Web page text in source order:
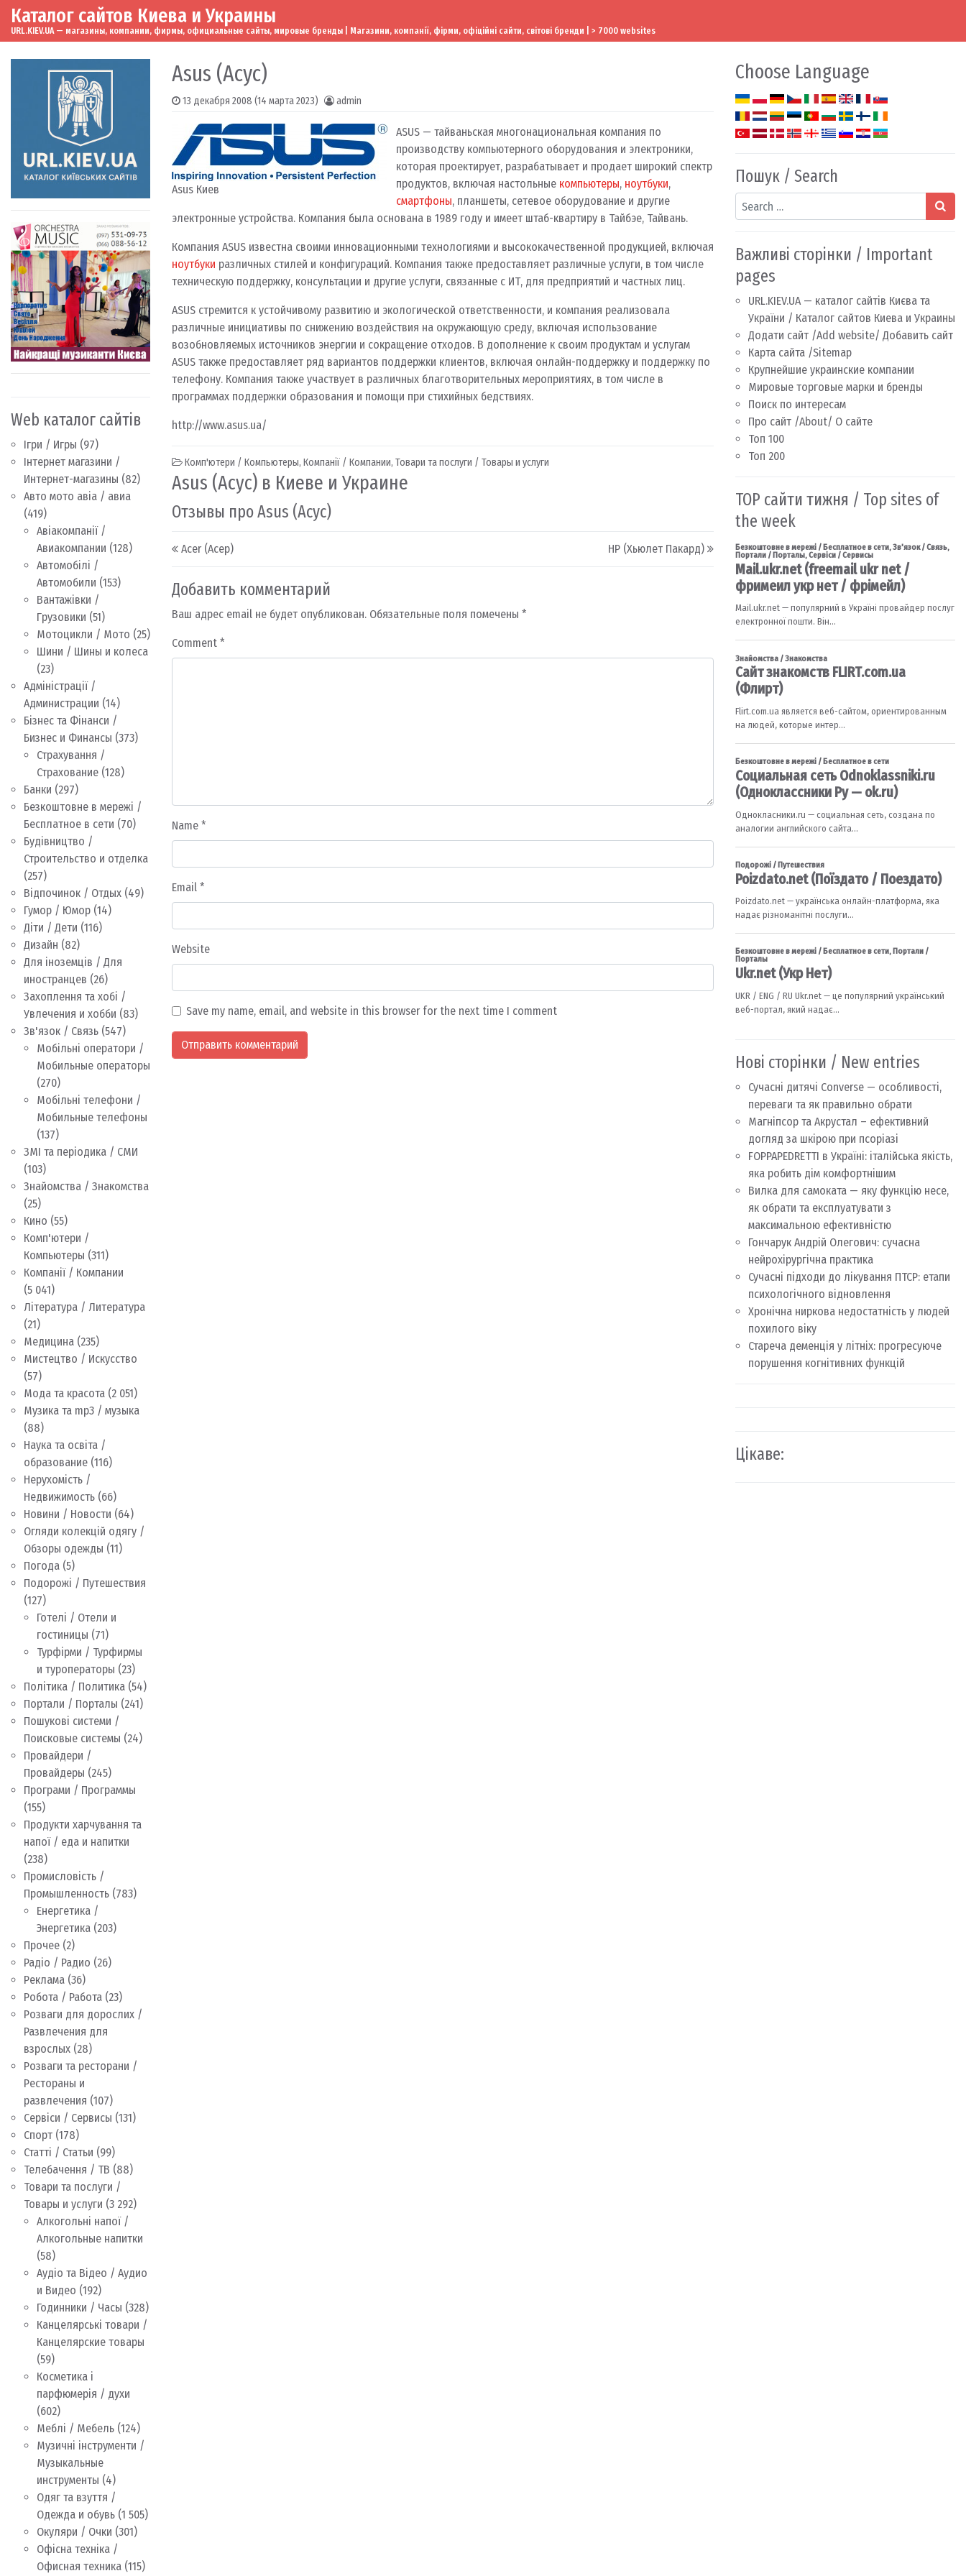
Skip to content
Main Navigation
Каталог сайтов Киева и Украины
URL.KIEV.UA — магазины, компании, фирмы, официальные сайты, мировые бренды | Магазини, компанії, фірми, офіційні сайти, світові бренди | > 7000 websites
Web каталог сайтів
Ігри / Игры (97)
Інтернет магазини /
Интернет-магазины (82)
Авто мото авіа / авиа
(419)
Авіакомпанії /
Авиакомпании (128)
Автомобілі /
Автомобили (153)
Вантажівки /
Грузовики (51)
Мотоцикли / Мото (25)
Шини / Шины и колеса
(23)
Адміністрації /
Администрации (14)
Бізнес та Фінанси /
Бизнес и Финансы (373)
Страхування /
Страхование (128)
Банки (297)
Безкоштовне в мережі /
Бесплатное в сети (70)
Будівництво /
Строительство и отделка
(257)
Відпочинок / Отдых (49)
Гумор / Юмор (14)
Діти / Дети (116)
Дизайн (82)
Для іноземців / Для
иностранцев (26)
Захоплення та хобі /
Увлечения и хобби (83)
Зв'язок / Связь (547)
Мобільні оператори /
Мобильные операторы
(270)
Мобільні телефони /
Мобильные телефоны
(137)
ЗМІ та періодика / СМИ
(103)
Знайомства / Знакомства
(25)
Кино (55)
Комп'ютери /
Компьютеры (311)
Компанії / Компании
(5 041)
Література / Литература
(21)
Медицина (235)
Мистецтво / Искусство
(57)
Мода та красота (2 051)
Музика та mp3 / музыка
(88)
Наука та освіта /
образование (116)
Нерухомість /
Недвижимость (66)
Новини / Новости (64)
Огляди колекцій одягу /
Обзоры одежды (11)
Погода (5)
Подорожі / Путешествия
(127)
Готелі / Отели и
гостиницы (71)
Турфірми / Турфирмы
и туроператоры (23)
Політика / Политика (54)
Портали / Порталы (241)
Пошукові системи /
Поисковые системы (24)
Провайдери /
Провайдеры (245)
Програми / Программы
(155)
Продукти харчування та
напої / еда и напитки
(238)
Промисловість /
Промышленность (783)
Енергетика /
Энергетика (203)
Прочее (2)
Радіо / Радио (26)
Реклама (36)
Робота / Работа (23)
Розваги для дорослих /
Развлечения для
взрослых (28)
Розваги та ресторани /
Рестораны и
развлечения (107)
Сервіси / Сервисы (131)
Спорт (178)
Статті / Статьи (99)
Телебачення / ТВ (88)
Товари та послуги /
Товары и услуги (3 292)
Алкогольні напої /
Алкогольные напитки
(58)
Аудіо та Відео / Аудио
и Видео (192)
Годинники / Часы (328)
Канцелярські товари /
Канцелярские товары
(59)
Косметика і
парфюмерія / духи
(602)
Меблі / Мебель (124)
Музичні інструменти /
Музыкальные
инструменты (4)
Одяг та взуття /
Одежда и обувь (1 505)
Окуляри / Очки (301)
Офісна техніка /
Офисная техника (115)
Asus (Асус)
13 декабря 2008 (14 марта 2023) admin
Asus Киев
ASUS — тайваньская многонациональная компания по
производству компьютерного оборудования и электроники,
которая проектирует, разрабатывает и продает широкий спектр
продуктов, включая настольные компьютеры, ноутбуки,
смартфоны, планшеты, сетевое оборудование и другие
электронные устройства. Компания была основана в 1989 году и имеет штаб-квартиру в Тайбэе, Тайвань.
Компания ASUS известна своими инновационными технологиями и высококачественной продукцией, включая
ноутбуки различных стилей и конфигураций. Компания также предоставляет различные услуги, в том числе
техническую поддержку, консультации и другие услуги, связанные с ИТ, для предприятий и частных лиц.
ASUS стремится к устойчивому развитию и экологической ответственности, и компания реализовала
различные инициативы по снижению воздействия на окружающую среду, включая использование
возобновляемых источников энергии и сокращение отходов. В дополнение к своим продуктам и услугам
ASUS также предоставляет ряд вариантов поддержки клиентов, включая онлайн-поддержку и поддержку по
телефону. Компания также участвует в различных благотворительных мероприятиях, в том числе в
программах поддержки образования и помощи при стихийных бедствиях.
http://www.asus.ua/
Комп'ютери / Компьютеры, Компанії / Компании, Товари та послуги / Товары и услуги
Asus (Асус) в Киеве и Украине
Отзывы про Asus (Асус)
Post navigation
Acer (Асер) HP (Хьюлет Пакард)
Добавить комментарий
Ваш адрес email не будет опубликован. Обязательные поля помечены *
Comment *
Name *
Email *
Website
Save my name, email, and website in this browser for the next time I comment
Choose Language
Пошук / Search
Search
Важливі сторінки / Important
pages
URL.KIEV.UA — каталог сайтів Києва та
України / Каталог сайтов Киева и Украины
Додати сайт /Add website/ Добавить сайт
Карта сайта /Sitemap
Крупнейшие украинские компании
Мировые торговые марки и бренды
Поиск по интересам
Про сайт /About/ О сайте
Топ 100
Топ 200
TOP сайти тижня / Top sites of
the week
Нові сторінки / New entries
Сучасні дитячі Converse — особливості,
переваги та як правильно обрати
Магніпсор та Акрустал – ефективний
догляд за шкірою при псоріазі
FOPPAPEDRETTI в Україні: італійська якість,
яка робить дім комфортнішим
Вилка для самоката — яку функцію несе,
як обрати та експлуатувати з
максимальною ефективністю
Гончарук Андрій Олегович: сучасна
нейрохірургічна практика
Сучасні підходи до лікування ПТСР: етапи
психологічного відновлення
Хронічна ниркова недостатність у людей
похилого віку
Стареча деменція у літніх: прогресуюче
порушення когнітивних функцій
Цікаве: